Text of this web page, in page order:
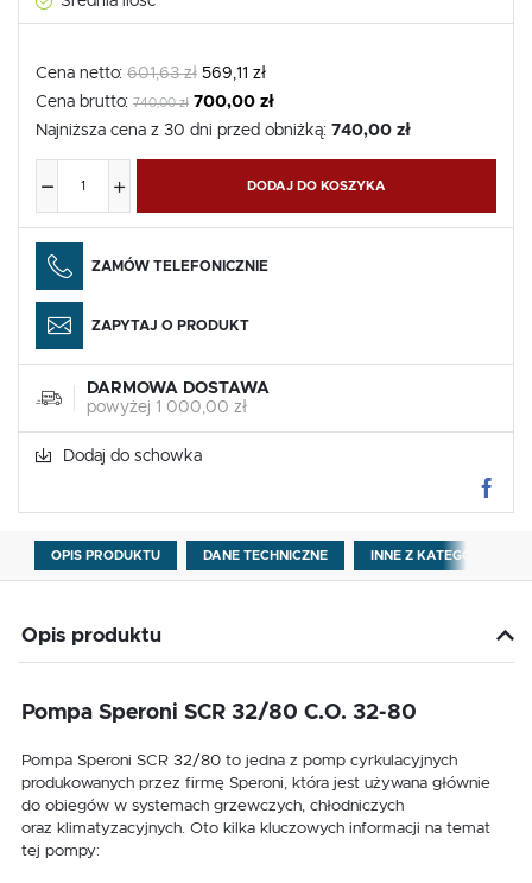
Cena netto: 601,63 zł 569,11 zł
Cena brutto: 740,00 zł 700,00 zł
Najniższa cena z 30 dni przed obniżką: 740,00 zł
DODAJ DO KOSZYKA
ZAMÓW TELEFONICZNIE
ZAPYTAJ O PRODUKT
DARMOWA DOSTAWA
powyżej 1 000,00 zł
Dodaj do schowka
OPIS PRODUKTU DANE TECHNICZNE INNE Z KATEGORII
Opis produktu
Pompa Speroni SCR 32/80 C.O. 32-80
Pompa Speroni SCR 32/80 to jedna z pomp cyrkulacyjnych
produkowanych przez firmę Speroni, która jest używana głównie
do obiegów w systemach grzewczych, chłodniczych
oraz klimatyzacyjnych. Oto kilka kluczowych informacji na temat
tej pompy: